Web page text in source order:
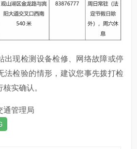
出现检测设备检修、网络故障或停
法检验的情形，建议您事先拨打检
实确认。
通管理局